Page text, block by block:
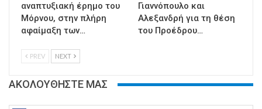
αναπτυξιακή έρημο του
Μόρνου, στην πλήρη
αφαίμαξη των…
Γιαννόπουλο και
Αλεξανδρή για τη θέση
του Προέδρου…
PREV NEXT
ΑΚΟΛΟΥΘΗΣΤΕ ΜΑΣ